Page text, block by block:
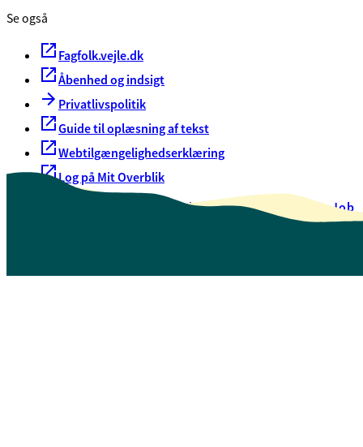
Se også
Fagfolk.vejle.dk
Åbenhed og indsigt
Privatlivspolitik
Guide til oplæsning af tekst
Webtilgængelighedserklæring
Log på Mit Overblik
Oversigt over selvbetjeningJob